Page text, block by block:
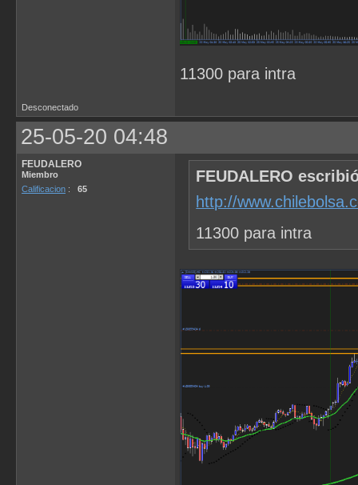
11300 para intra
Desconectado
25-05-20 04:48
FEUDALERO
Miembro
Calificacion : 65
FEUDALERO
http://
11300 para intra